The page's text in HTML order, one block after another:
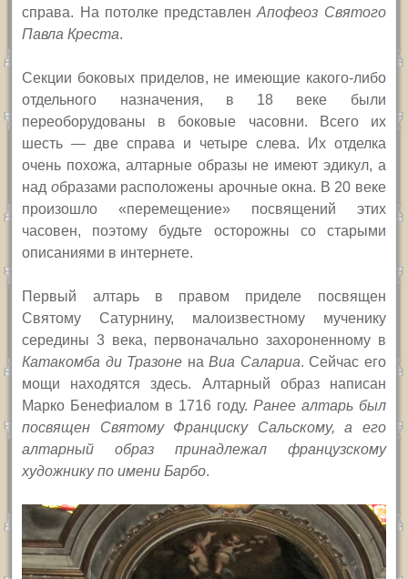
справа. На потолке представленАпофеоз Святого
Павла Креста.
Секции боковых приделов, не имеющие какого-либо
отдельного назначения, в 18 веке были
переоборудованы в боковые часовни. Всего их
шесть — две справа и четыре слева. Их отделка
очень похожа, алтарные образы не имеют эдикул, а
над образами расположены арочные окна. В 20 веке
произошло «перемещение» посвящений этих
часовен, поэтому будьте осторожны со старыми
описаниями в интернете.
Первый алтарь в правом приделе посвящен
Святому Сатурнину, малоизвестному мученику
середины 3 века, первоначально захороненному в
Катакомба ди Тразоне наВиа Салариа. Сейчас его
мощи находятся здесь. Алтарный образ написан
Марко Бенефиалом в 1716 году. Ранее алтарь был
посвящен Святому Франциску Сальскому, а его
алтарный образ принадлежал французскому
художнику по имени Барбо.